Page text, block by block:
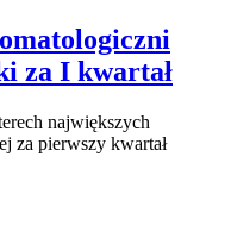
za I kwartał
największych
za pierwszy kwartał